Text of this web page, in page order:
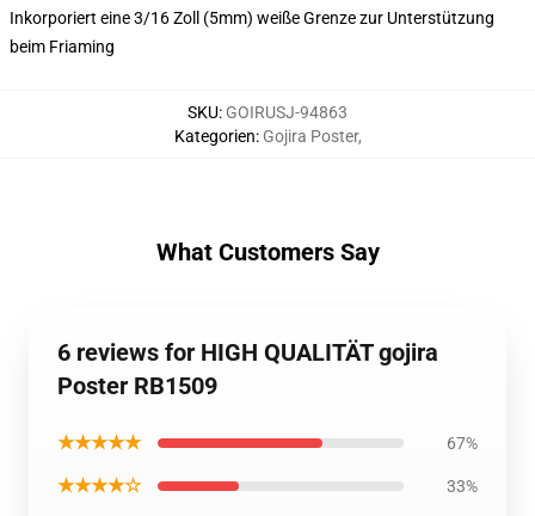
Inkorporiert eine 3/16 Zoll (5mm) weiße Grenze zur Unterstützung
beim Friaming
SKU: GOIRUSJ-94863
Kategorien: Gojira Poster,
What Customers Say
6 reviews for HIGH QUALITÄT gojira
Poster RB1509
★★★★★ 67%
★★★★☆ 33%